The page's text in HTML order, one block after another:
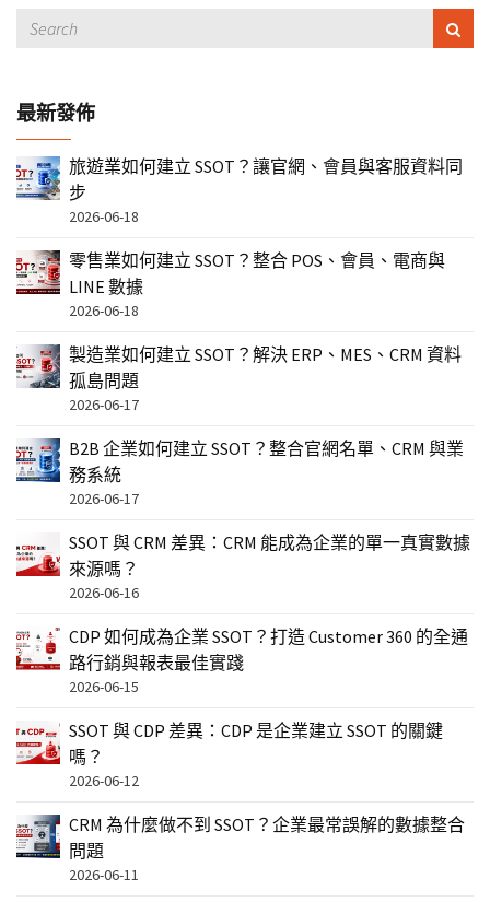
最新發佈
旅遊業如何建立 SSOT？讓官網、會員與客服資料同
步
2026-06-18
零售業如何建立 SSOT？整合 POS、會員、電商與
LINE 數據
2026-06-18
製造業如何建立 SSOT？解決 ERP、MES、CRM 資料
孤島問題
2026-06-17
B2B 企業如何建立 SSOT？整合官網名單、CRM 與業
務系統
2026-06-17
SSOT 與 CRM 差異：CRM 能成為企業的單一真實數據
來源嗎？
2026-06-16
CDP 如何成為企業 SSOT？打造 Customer 360 的全通
路行銷與報表最佳實踐
2026-06-15
SSOT 與 CDP 差異：CDP 是企業建立 SSOT 的關鍵
嗎？
2026-06-12
CRM 為什麼做不到 SSOT？企業最常誤解的數據整合
問題
2026-06-11